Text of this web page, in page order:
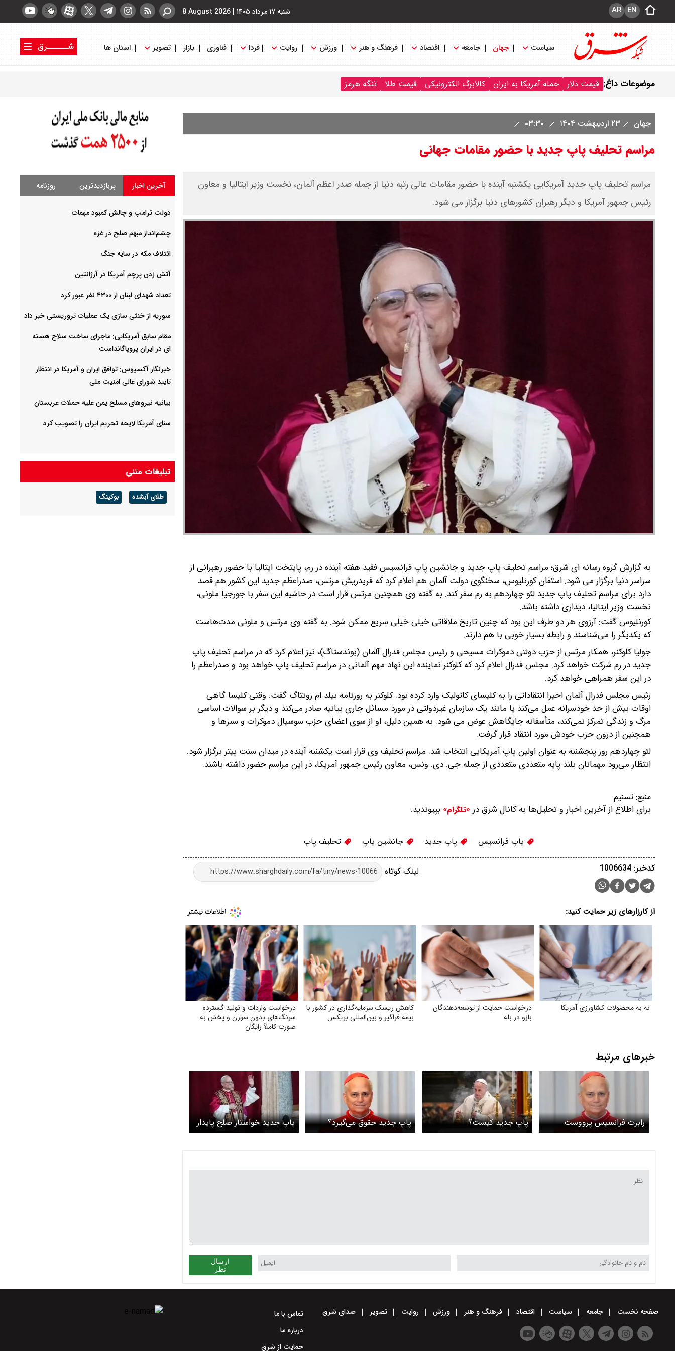
شنبه ۱۷ مرداد ۱۴۰۵ |
8 August 2026 EN
AR
سیاست جهان جامعه اقتصاد فرهنگ و هنر ورزش روایت فردا فناوری بازار تصویر استان ها
شــــــرق
موضوعات داغ: قیمت دلار حمله آمریکا به ایران کالابرگ الکترونیکی قیمت طلا تنگه هرمز
جهان ۲۳ اردیبهشت ۱۴۰۴
مراسم تحلیف پاپ جدید با حضور مقامات جهانی
مراسم تحلیف پاپ جدید آمریکایی یکشنبه آینده با حضور مقامات عالی رتبه دنیا از جمله صدر اعظم آلمان، نخست وزیر ایتالیا و معاون
رئیس جمهور آمریکا و دیگر رهبران کشورهای دنیا برگزار می شود.
به گزارش گروه رسانه ای شرق؛ مراسم تحلیف پاپ جدید و جانشین پاپ فرانسیس فقید هفته آینده در رم، پایتخت ایتالیا با حضور رهبرانی از
سراسر دنیا برگزار می شود. استفان کورنلیوس، سخنگوی دولت آلمان هم اعلام کرد که فریدریش مرتس، صدراعظم جدید این کشور هم قصد
دارد برای مراسم تحلیف پاپ جدید لئو چهاردهم به رم سفر کند. به گفته وی همچنین مرتس قرار است در حاشیه این سفر با جورجیا ملونی،
نخست وزیر ایتالیا، دیداری داشته باشد.
کورنلیوس گفت: آرزوی هر دو طرف این بود که چنین تاریخ ملاقاتی خیلی خیلی سریع ممکن شود. به گفته وی مرتس و ملونی مدت‌هاست
که یکدیگر را می‌شناسند و رابطه بسیار خوبی با هم دارند.
جولیا کلوکنر، همکار مرتس از حزب دولتی دموکرات مسیحی و رئیس مجلس فدرال آلمان (بوندستاگ)، نیز اعلام کرد که در مراسم تحلیف پاپ
جدید در رم شرکت خواهد کرد. مجلس فدرال اعلام کرد که کلوکنر نماینده این نهاد مهم آلمانی در مراسم تحلیف پاپ خواهد بود و صدراعظم را
در این سفر همراهی خواهد کرد.
رئیس مجلس فدرال آلمان اخیرا انتقاداتی را به کلیسای کاتولیک وارد کرده بود. کلوکنر به روزنامه بیلد ام زونتاگ گفت: وقتی کلیسا گاهی
اوقات بیش از حد خودسرانه عمل می‌کند یا مانند یک سازمان غیردولتی در مورد مسائل جاری بیانیه صادر می‌کند و دیگر بر سوالات اساسی
مرگ و زندگی تمرکز نمی‌کند، متأسفانه جایگاهش عوض می شود. به همین دلیل، او از سوی اعضای حزب سوسیال دموکرات و سبزها و
همچنین از درون حزب خودش مورد انتقاد قرار گرفت.
لئو چهاردهم روز پنجشنبه به عنوان اولین پاپ آمریکایی انتخاب شد. مراسم تحلیف وی قرار است یکشنبه آینده در میدان سنت پیتر برگزار شود.
انتظار می‌رود مهمانان بلند پایه متعددی متعددی از جمله جی. دی. ونس، معاون رئیس جمهور آمریکا، در این مراسم حضور داشته باشند.
منبع: تسنیم
برای اطلاع از آخرین اخبار و تحلیل‌ها به کانال شرق در «تلگرام» بپیوندید.
پاپ فرانسیس پاپ جدید جانشین پاپ تحلیف پاپ
لینک کوتاه کدخبر: 1006634
از کارزارهای زیر حمایت کنید:
نه به محصولات کشاورزی آمریکا
درخواست حمایت از توسعه‌دهندگان
بازو در بله
کاهش ریسک سرمایه‌گذاری در کشور با
بیمه فراگیر و بین‌المللی بریکس
درخواست واردات و تولید گسترده
سرنگ‌های بدون سوزن و پخش به
صورت کاملاً رایگان
خبرهای مرتبط
رابرت فرانسیس پرووست
جانشین پاپ فرانسیس شد
پاپ جدید کیست؟ پاپ جدید حقوق می‌گیرد؟
پاپ جدید خواستار صلح پایدار
در اوکراین شد
ارسال
نظر
آخرین اخبار پربازدیدترین روزنامه
دولت ترامپ و چالش کمبود مهمات
چشم‌انداز مبهم صلح در غزه
ائتلاف مکه در سایه جنگ
آتش زدن پرچم آمریکا در آرژانتین
تعداد شهدای لبنان از ۴۳۰۰ نفر عبور کرد
سوریه از خنثی سازی یک عملیات تروریستی خبر داد
مقام سابق آمریکایی: ماجرای ساخت سلاح هسته
ای در ایران پروپاگانداست
خبرنگار آکسیوس: توافق ایران و آمریکا در انتظار
تایید شورای عالی امنیت ملی
بیانیه نیروهای مسلح یمن علیه حملات عربستان
سنای آمریکا لایحه تحریم ایران را تصویب کرد
تبلیغات متنی
طلای آبشده بوکینگ
صفحه نخست جامعه سیاست اقتصاد فرهنگ و هنر ورزش روایت تصویر صدای شرق
تماس با ما
درباره ما
حمایت از شرق